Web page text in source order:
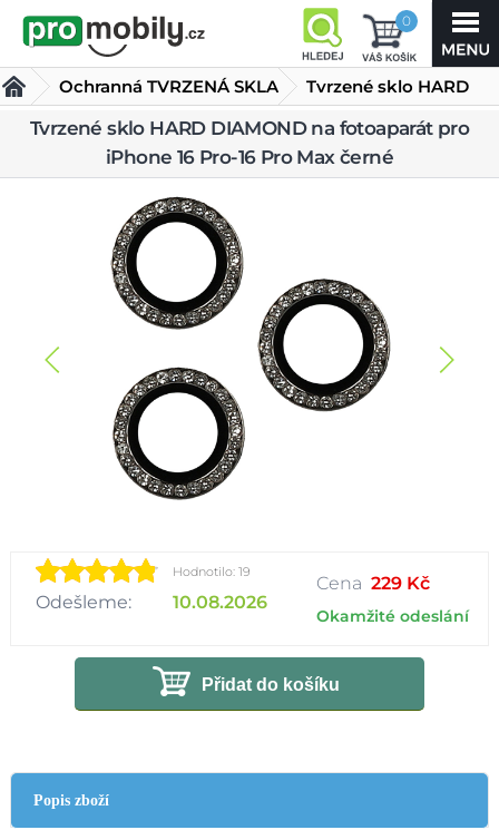
0
Ochranná TVRZENÁ SKLA
Tvrzené sklo HARD
DIAMOND na
fotoaparát pro iPhone 16 Pro-16 Pro Max černé
Tvrzené sklo HARD DIAMOND na fotoaparát pro
iPhone 16 Pro-16 Pro Max černé
Hodnotilo: 19
Odešleme: 10.08.2026
Cena 229 Kč
Okamžité odeslání
Přidat do košíku
Popis zboží